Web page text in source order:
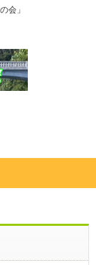
会」